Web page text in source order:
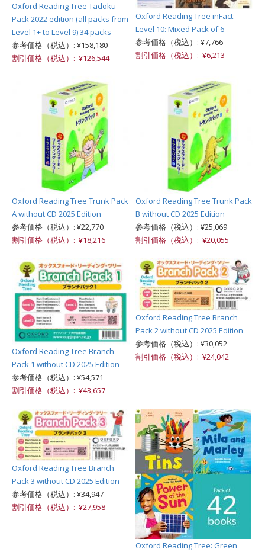
Oxford Reading Tree Tadoku
Pack 2022 edition (all packs from
Level 1+ to Level 9) 34 packs
参考価格（税込）: ¥158,180
割引価格（税込）: ¥126,544
Oxford Reading Tree inFact:
Level 10: Mixed Pack of 6
参考価格（税込）: ¥7,766
割引価格（税込）: ¥6,213
Oxford Reading Tree Trunk Pack
A without CD 2025 Edition
参考価格（税込）: ¥22,770
割引価格（税込）: ¥18,216
Oxford Reading Tree Trunk Pack
B without CD 2025 Edition
参考価格（税込）: ¥25,069
割引価格（税込）: ¥20,055
Oxford Reading Tree Branch
Pack 1 without CD 2025 Edition
参考価格（税込）: ¥54,571
割引価格（税込）: ¥43,657
Oxford Reading Tree Branch
Pack 2 without CD 2025 Edition
参考価格（税込）: ¥30,052
割引価格（税込）: ¥24,042
Oxford Reading Tree Branch
Pack 3 without CD 2025 Edition
参考価格（税込）: ¥34,947
割引価格（税込）: ¥27,958
Oxford Reading Tree: Green